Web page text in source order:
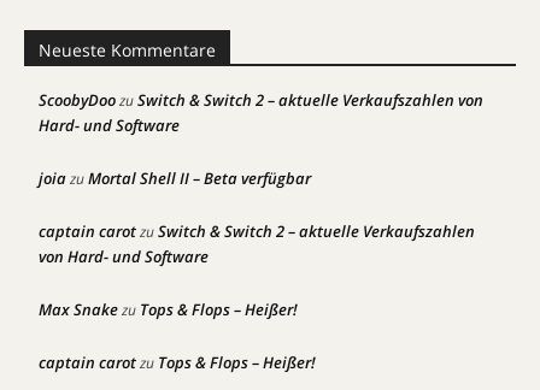
Neueste Kommentare
ScoobyDoozuSwitch & Switch 2 – aktuelle Verkaufszahlen von
Hard- und Software
joiazuMortal Shell II – Beta verfügbar
captain carotzuSwitch & Switch 2 – aktuelle Verkaufszahlen
von Hard- und Software
Max Snakezu Tops & Flops – Heißer!
captain carotzu Tops & Flops – Heißer!